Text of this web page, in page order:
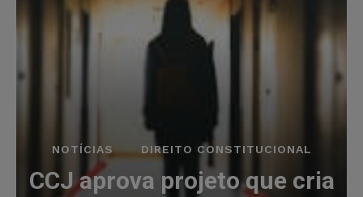
NOTÍCIAS DIREITO CONSTITUCIONAL
CCJ aprova projeto que cria